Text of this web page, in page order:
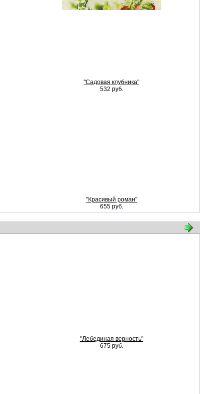
"Садовая клубника"
532 руб.
"Красивый роман"
655 руб.
"Лебединая верность"
675 руб.